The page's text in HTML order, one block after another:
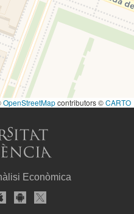
OpenStreetMapcontributors ©CARTO
Econòmica